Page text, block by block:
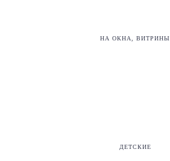
НА ОКНА, ВИТРИНЫ
ДЕТСКИЕ